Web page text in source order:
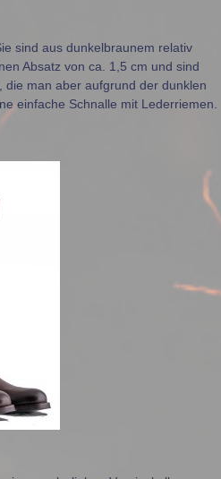
sind aus dunkelbraunem relativ
Absatz von ca. 1,5 cm und sind
man aber aufgrund der dunklen
einfache Schnalle mit Lederriemen.